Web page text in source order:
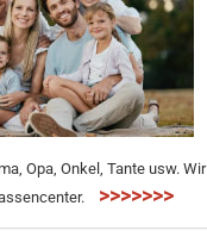
Opa, Onkel, Tante usw. Wir
>>>>>>>